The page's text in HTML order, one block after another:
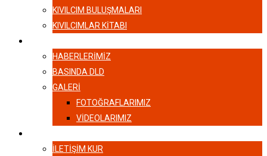
KIVILCIM BULUŞMALARI
KIVILCIMLAR KITABI
HABERLERIMIZ
BASINDA DLD
GALERI
FOTOĞRAFLARIMIZ
VIDEOLARIMIZ
İLETIŞIM KUR